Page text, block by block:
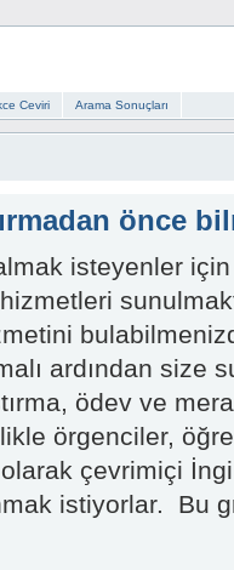
Ceviri Arama Sonuçları
önce
isteyenler
ardından size
ödev ve
örgenciler,
çevrimiçi
istiyorlar. Bu